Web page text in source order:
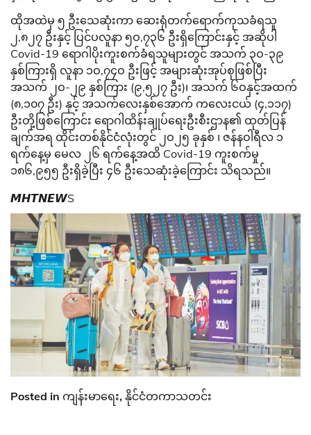
ထိုအထဲမှ ၅ ဦးသေဆုံးကာ ဆေးရုံတက်ရောက်ကုသခံရသူ
၂,၈၂၇ ဦးနှင့် ပြင်ပလူနာ ၅ဝ,၇၃၆ ဦးရှိကြောင်းနှင့် အဆိုပါ
Covid-19 ရောဂါပိုးကူးစက်ခံရသူများတွင် အသက် ၃ဝ-၃၉
နှစ်ကြားရှိ လူနာ ၁ဝ,၇၄ဝ ဦးဖြင့် အများဆုံးအုပ်စုဖြစ်ပြီး
အသက် ၂ဝ-၂၉ နှစ်ကြား (၉,၅၂၇ ဦး)၊ အသက် ၆ဝနှင့်အထက်
(၈,၁၀၇ ဦး) နှင့် အသက်လေးနှစ်အောက် ကလေးငယ် (၄,၁၁၇)
ဦးတို့ဖြစ်ကြောင်း ရောဂါထိန်းချုပ်ရေးဦးစီးဌာန၏ ထုတ်ပြန်
ချက်အရ ထိုင်းတစ်နိုင်ငံလုံးတွင် ၂ဝ၂၅ ခုနှစ် ၊ ဇန်နဝါရီလ ၁
ရက်နေ့မှ မေလ ၂၆ ရက်နေ့အထိ Covid-19 ကူးစက်မှု
၁၈၆,၉၅၅ ဦးရှိခဲ့ပြီး ၄၆ ဦးသေဆုံးခဲ့ကြောင်း သိရသည်။
𝙈𝙃𝙏𝙉𝙀𝙒S
Posted in ကျန်းမာရေး, နိုင်ငံတကာသတင်း